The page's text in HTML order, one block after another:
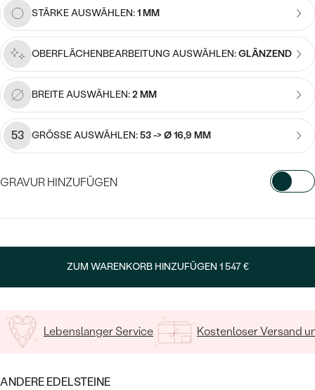
ANSEHEN
NACH DER FARBE
NACH DER FORM
MASSGEFERTIGTER
DIAMANTEN
Ohrrinnge
Personalisierte
Halsketten
Meistverkaufte
Ringe
ANSEHEN
STÄRKE AUSWÄHLEN:1 MM
OBERFLÄCHENBEARBEITUNG AUSWÄHLEN:GLÄNZEND
BREITE AUSWÄHLEN:2 MM
53 GRÖSSE AUSWÄHLEN:53 -> Ø 16,9 MM
GRAVUR HINZUFÜGEN
ZUM WARENKORB HINZUFÜGEN 1 547 €
Lebenslanger Service Kostenloser Versand
ANDERE EDELSTEINE